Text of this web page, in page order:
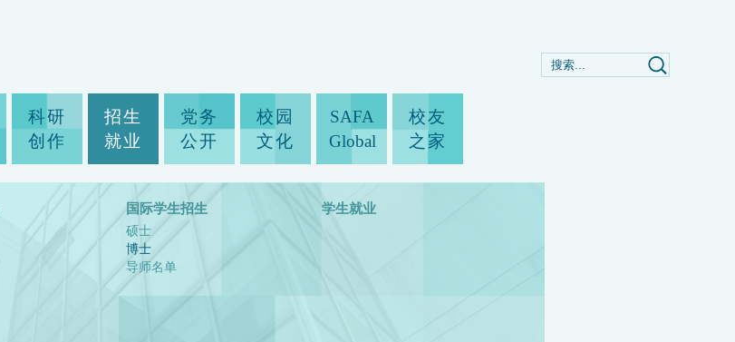
科研
创作
招生
就业
党务
公开
校园
文化
SAFA
Global
校友
之家
国际学生招生
硕士
博士
导师名单
学生就业